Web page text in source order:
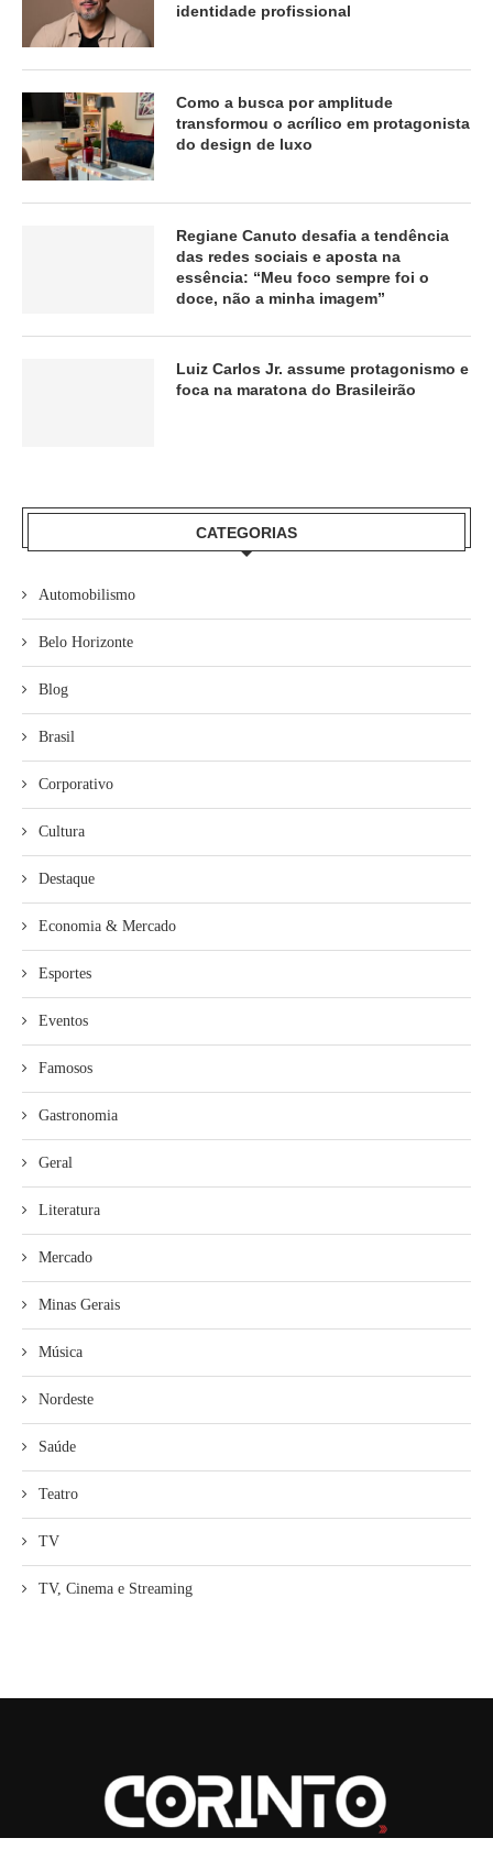
identidade profissional
Como a busca por amplitude
transformou o acrílico em protagonista
do design de luxo
Regiane Canuto desafia a tendência
das redes sociais e aposta na
essência: “Meu foco sempre foi o
doce, não a minha imagem”
Luiz Carlos Jr. assume protagonismo e
foca na maratona do Brasileirão
CATEGORIAS
Automobilismo
Belo Horizonte
Blog
Brasil
Corporativo
Cultura
Destaque
Economia & Mercado
Esportes
Eventos
Famosos
Gastronomia
Geral
Literatura
Mercado
Minas Gerais
Música
Nordeste
Saúde
Teatro
TV
TV, Cinema e Streaming